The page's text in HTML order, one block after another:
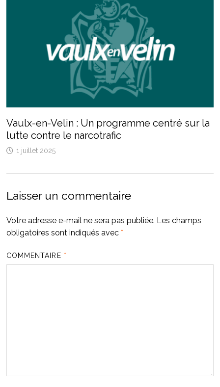
Vaulx-en-Velin : Un programme centré sur la
lutte contre le narcotrafic
1 juillet 2025
Laisser un commentaire
Votre adresse e-mail ne sera pas publiée. Les champs
obligatoires sont indiqués avec *
COMMENTAIRE *